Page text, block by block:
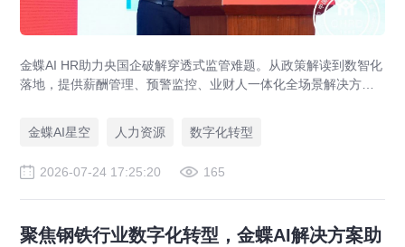
金蝶AI HR助力央国企破解穿透式监管难题。从政策解读到数智化
落地，提供薪酬管理、预警监控、业财人一体化全场景解决方
金蝶AI星空
人力资源 数字化转型
2026-07-24 17:25:20 165
聚焦钢铁行业数字化转型，金蝶AI解决方案助